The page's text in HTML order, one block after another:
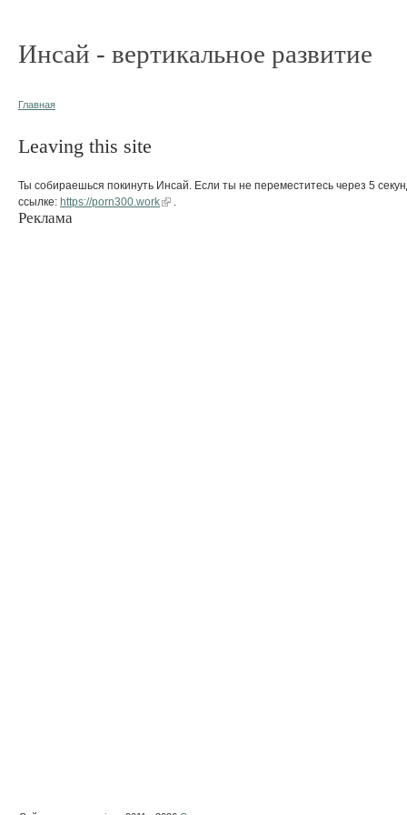
Инсай - вертикальное развитие
Главная
Leaving this site
Ты собираешься покинуть Инсай. Если ты не переместитесь через 5
ссылке: https://porn300.work
Реклама